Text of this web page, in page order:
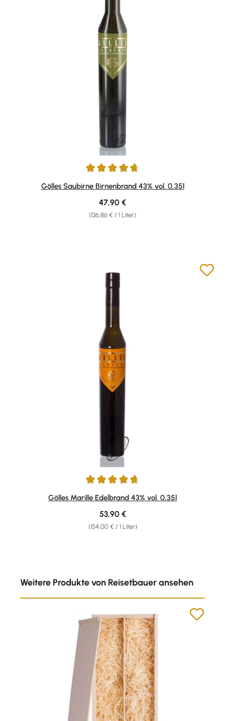
Durchschnittliche Bewertung von 4.75 von 5 Sternen
Gölles Saubirne Birnenbrand 43% vol. 0,35l
(136,86 € / 1 Liter)
Regulärer Preis:
47,90 €
Durchschnittliche Bewertung von 4.75 von 5 Sternen
Gölles Marille Edelbrand 43% vol. 0,35l
(154,00 € / 1 Liter)
Regulärer Preis:
53,90 €
Weitere Produkte von Reisetbauer ansehen